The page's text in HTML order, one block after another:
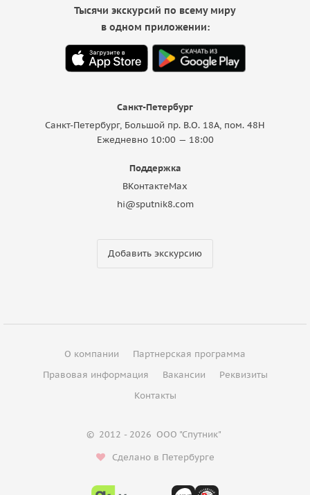
Санкт-Петербург
Санкт-Петербург, Большой пр. В.О. 18A, пом. 48Н
Ежедневно 10:00 — 18:00
Поддержка
ВКонтактеMax
hi@sputnik8.com
Добавить экскурсию
Тысячи экскурсий по всему миру
в одном приложении:
О компании
Партнерская программа
Правовая информация
Вакансии
Реквизиты
Контакты
© 2012 - 2026 ООО "Спутник"
Сделано в Петербурге